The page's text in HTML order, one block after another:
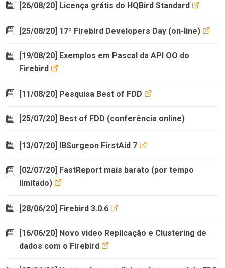
[26/08/20] Licença grátis do HQBird Standard
[25/08/20] 17º Firebird Developers Day (on-line)
[19/08/20] Exemplos em Pascal da API OO do
Firebird
[11/08/20] Pesquisa Best of FDD
[25/07/20] Best of FDD (conferência online)
[13/07/20] IBSurgeon FirstAid 7
[02/07/20] FastReport mais barato (por tempo
limitado)
[28/06/20] Firebird 3.0.6
[16/06/20] Novo video Replicação e Clustering de
dados com o Firebird